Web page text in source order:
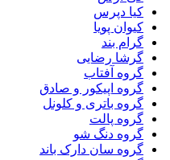
کیا دپرس
کیوان پویا
گرام بند
گرشا رضایی
گروه آفتاب
گروه اپیکور و صادق
گروه باتری و کلونل
گروه پالت
گروه دنگ شو
گروه سان دارک باند